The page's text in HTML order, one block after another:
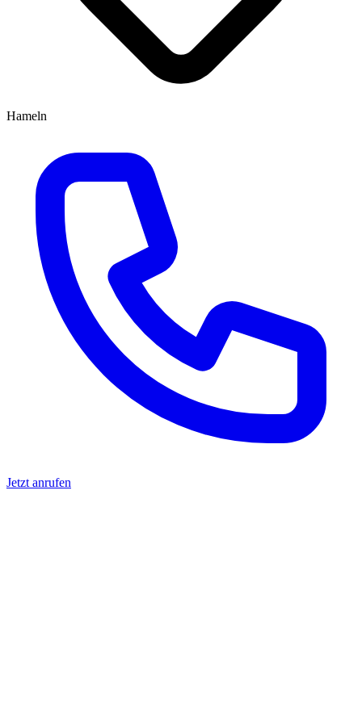
Hameln
Jetzt anrufen